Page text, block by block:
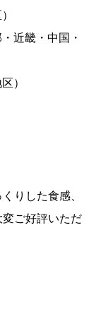
近畿・中国・
）
りした食感、
ご好評いただ